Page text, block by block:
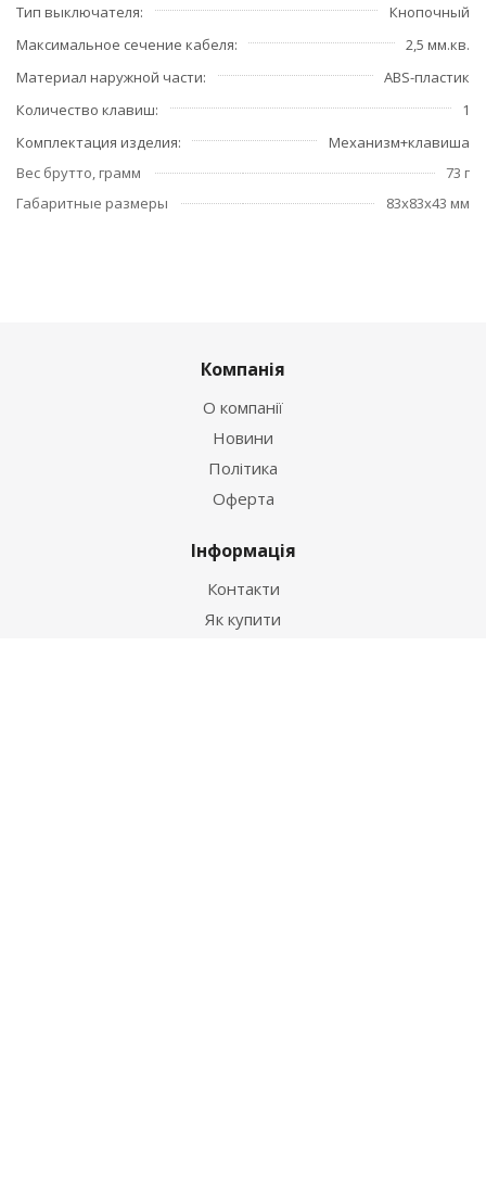
Тип выключателя
Кнопочный
Максимальное сечение кабеля
2,5 мм.кв.
Материал наружной части
ABS-пластик
Количество клавиш
1
Комплектация изделия
Механизм+клавиша
Вес брутто, грамм
73 г
Габаритные размеры
83x83x43 мм
Компанія
О компанії
Новини
Політика
Оферта
Інформація
Контакти
Як купити